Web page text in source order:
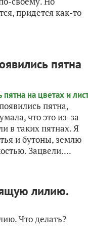
придется как-то
пятна
пятна,
что это из-за
в таких пятнах. Я
и бутоны, землю
Зацвели....
лилию.
Что делать?